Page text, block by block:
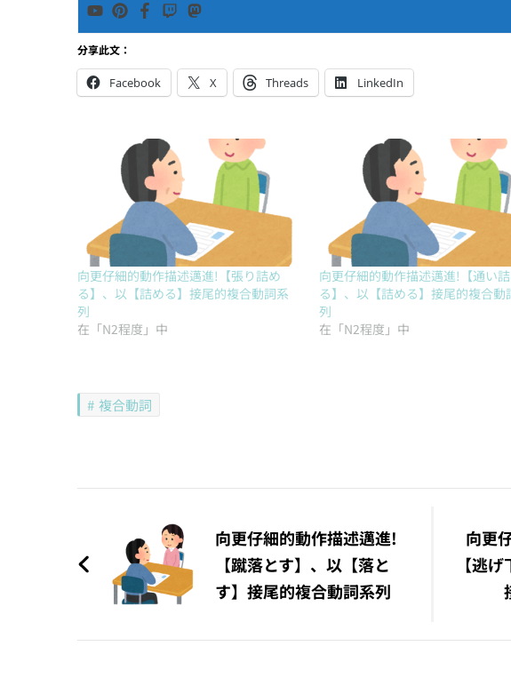
分享此文：
Facebook X Threads LinkedIn
向更仔細的動作描述邁進!【張り詰め
る】、以【詰める】接尾的複合動詞系
列
在「N2程度」中
向更仔細的動作描述邁進!【通い
る】、以【詰める】接尾的複合動
列
在「N2程度」中
複合動詞
章
導
向更仔細的動作描述邁進!
【蹴落とす】、以【落と
す】接尾的複合動詞系列
向更
【逃